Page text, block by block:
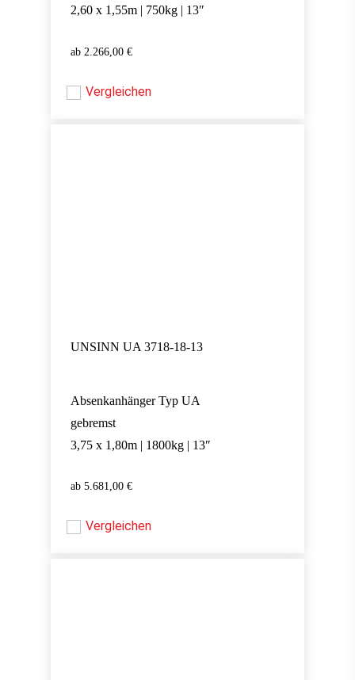
2,60 x 1,55m | 750kg | 13″
2.266,00 €
2.266,00
Vergleichen
UNSINN UA 3718-18-13
Absenkanhänger Typ UA
gebremst
3,75 x 1,80m | 1800kg | 13″
5.681,00 €
5.681,00
Vergleichen